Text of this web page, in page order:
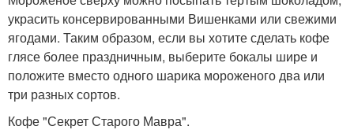
украсить консервированными Вишенками или свежими
ягодами. Таким образом, если вы хотите сделать кофе
глясе более праздничным, выберите бокалы шире и
положите вместо одного шарика мороженого два или
три разных сортов.
Кофе "Секрет Старого Мавра".